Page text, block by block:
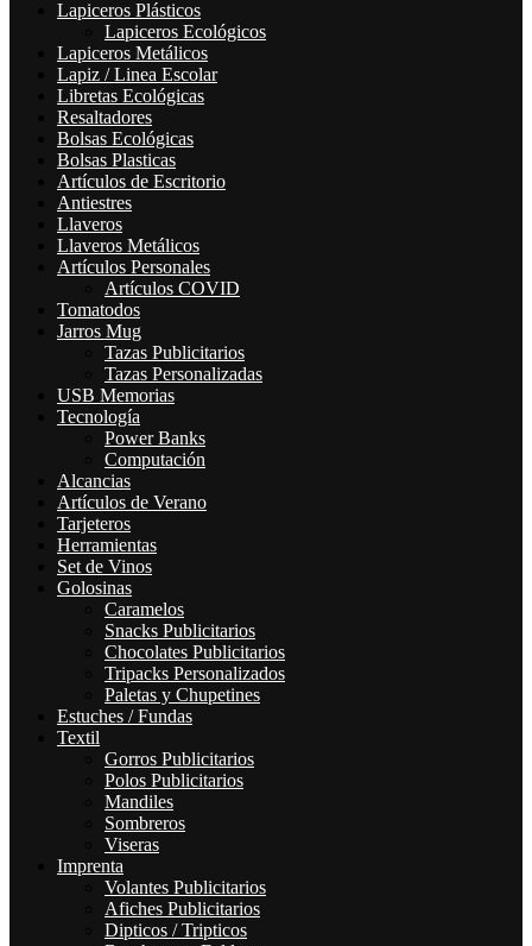
Lapiceros Plásticos
Lapiceros Ecológicos
Lapiceros Metálicos
Lapiz / Linea Escolar
Libretas Ecológicas
Resaltadores
Bolsas Ecológicas
Bolsas Plasticas
Artículos de Escritorio
Antiestres
Llaveros
Llaveros Metálicos
Artículos Personales
Artículos COVID
Tomatodos
Jarros Mug
Tazas Publicitarios
Tazas Personalizadas
USB Memorias
Tecnología
Power Banks
Computación
Alcancias
Artículos de Verano
Tarjeteros
Herramientas
Set de Vinos
Golosinas
Caramelos
Snacks Publicitarios
Chocolates Publicitarios
Tripacks Personalizados
Paletas y Chupetines
Estuches / Fundas
Textil
Gorros Publicitarios
Polos Publicitarios
Mandiles
Sombreros
Viseras
Imprenta
Volantes Publicitarios
Afiches Publicitarios
Dipticos / Tripticos